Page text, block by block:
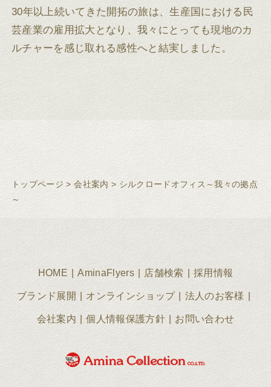
30年以上続いてきた開拓の旅は、生産国における民
芸産業の雇用拡大となり、我々にとっても現地のカ
ルチャーを感じ取れる感性へと結実しました。
トップページ > 会社案内 > シルクロードオフィス～我々の拠点
～
HOME AminaFlyers 店舗検索 採用情報
ブランド展開 オンラインショップ 法人のお客様
会社案内 個人情報保護方針 お問い合わせ